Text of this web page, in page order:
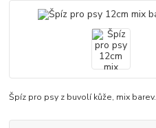
Špíz pro psy z buvolí kůže, mix barev.